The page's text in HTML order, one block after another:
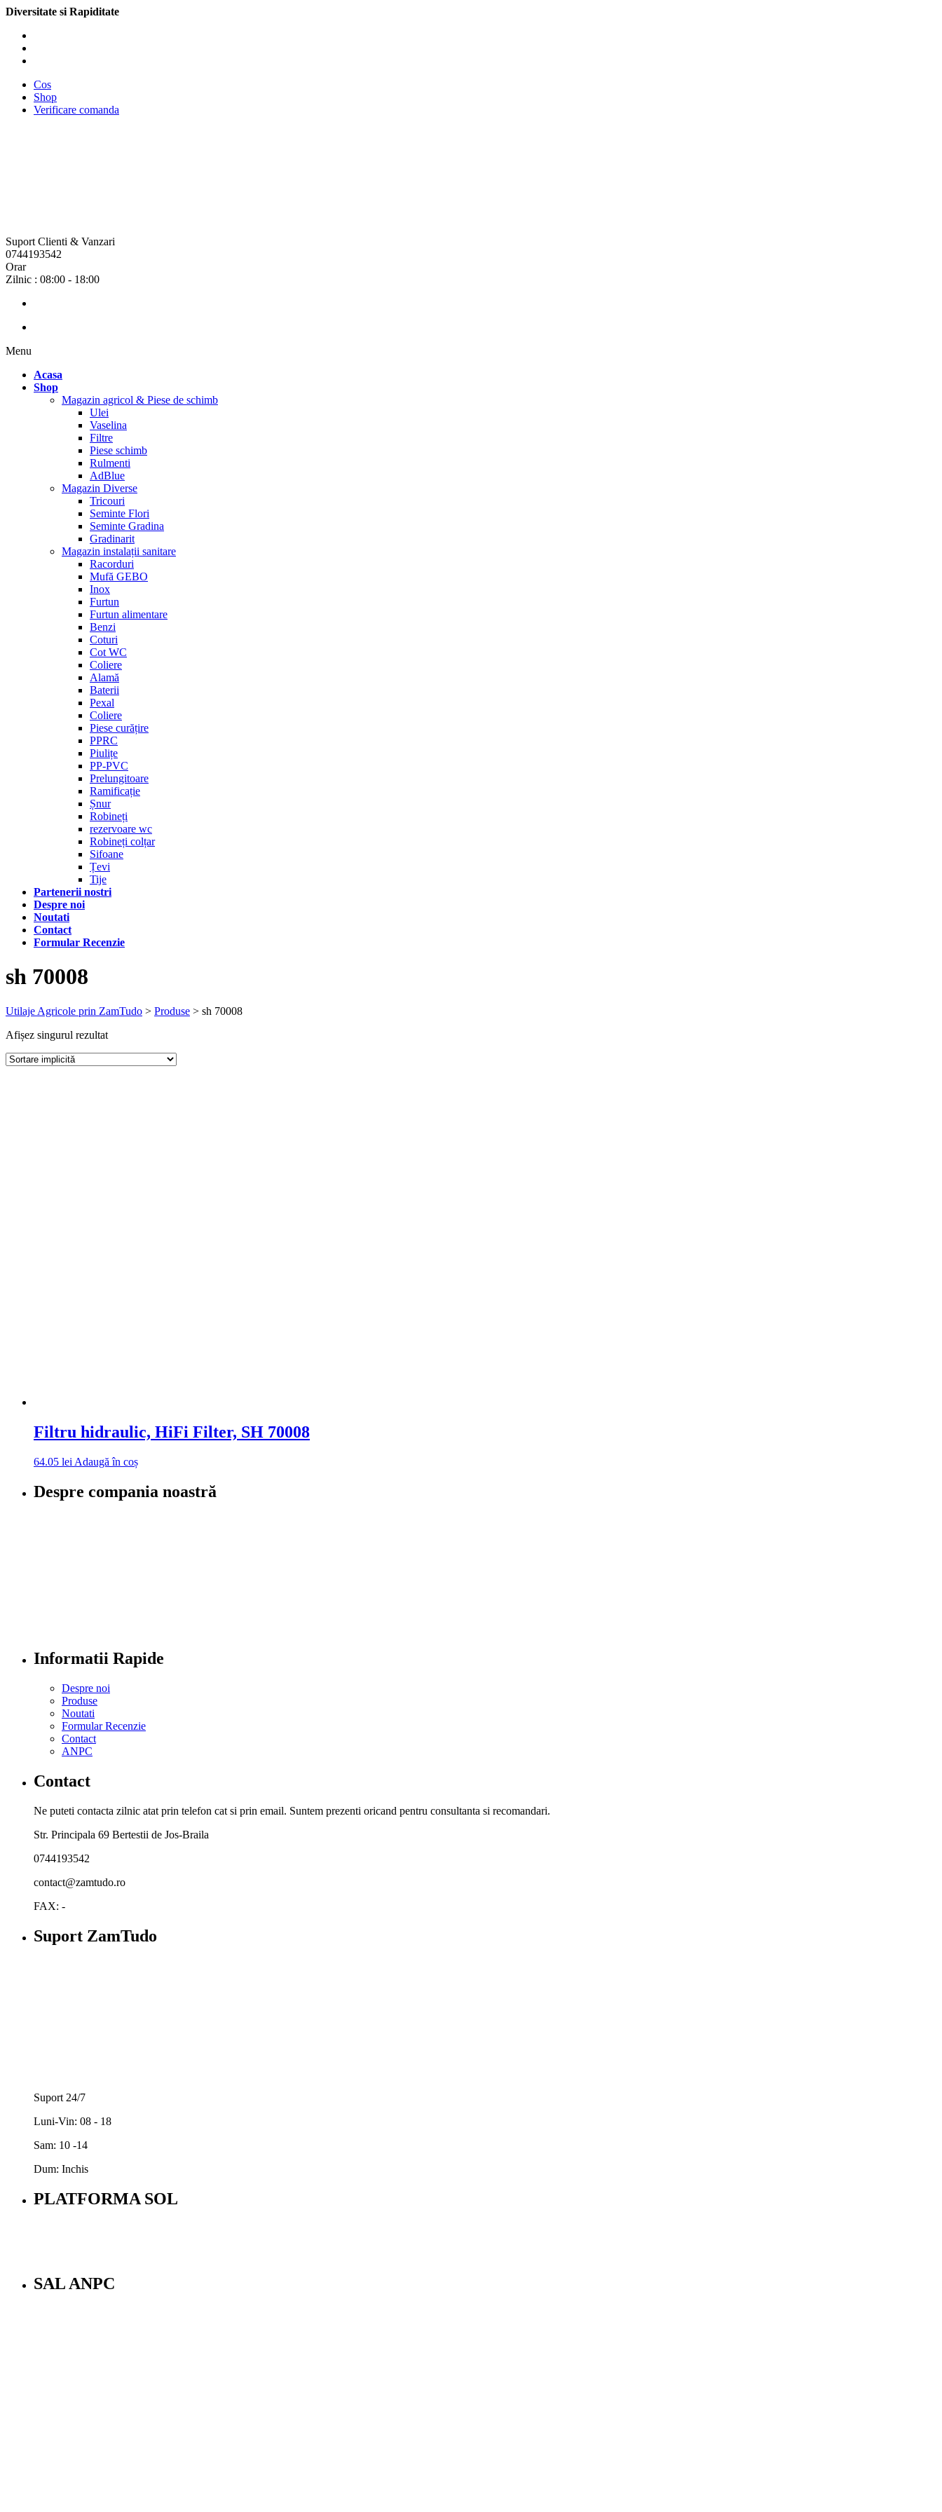
Diversitate si Rapiditate
Cos
Shop
Verificare comanda
Suport Clienti & Vanzari
0744193542
Orar
Zilnic : 08:00 - 18:00
Menu
Acasa
Shop
Magazin agricol & Piese de schimb
Ulei
Vaselina
Filtre
Piese schimb
Rulmenti
AdBlue
Magazin Diverse
Tricouri
Seminte Flori
Seminte Gradina
Gradinarit
Magazin instalații sanitare
Racorduri
Mufă GEBO
Inox
Furtun
Furtun alimentare
Benzi
Coturi
Cot WC
Coliere
Alamă
Baterii
Pexal
Coliere
Piese curățire
PPRC
Piulițe
PP-PVC
Prelungitoare
Ramificație
Șnur
Robineți
rezervoare wc
Robineți colțar
Sifoane
Țevi
Tije
Partenerii nostri
Despre noi
Noutati
Contact
Formular Recenzie
sh 70008
Utilaje Agricole prin ZamTudo > Produse > sh 70008
Afișez singurul rezultat
Filtru hidraulic, HiFi Filter, SH 70008
64.05 lei Adaugă în coș
Despre compania noastră
Informatii Rapide
Despre noi
Produse
Noutati
Formular Recenzie
Contact
ANPC
Contact
Ne puteti contacta zilnic atat prin telefon cat si prin email. Suntem prezenti oricand pentru consultanta si recomandari.
Str. Principala 69 Bertestii de Jos-Braila
0744193542
contact@zamtudo.ro
FAX: -
Suport ZamTudo
Suport 24/7
Luni-Vin: 08 - 18
Sam: 10 -14
Dum: Inchis
PLATFORMA SOL
SAL ANPC